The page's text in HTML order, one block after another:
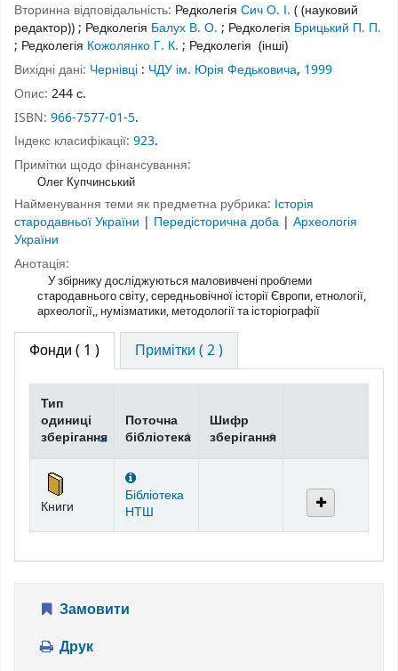
Вторинна відповідальність: Редколегія Сич О. І. ( (науковий
редактор)); Редколегія Балух В. О. ; Редколегія Брицький П. П.
; Редколегія Кожолянко Г. К. ; Редколегія (інші)
Вихідні дані: Чернівці : ЧДУ ім. Юрія Федьковича, 1999
Опис: 244 с.
ISBN: 966-7577-01-5.
Індекс класифікації: 923.
Примітки щодо фінансування:
Олег Купчинський
Найменування теми як предметна рубрика: Історія
стародавньої України | Передісторична доба | Археологія
України
Анотація:
У збірнику досліджуються маловивчені проблеми
стародавнього світу, середньовічної історії Європи, етнології,
археології,, нумізматики, методології та історіографії
Фонди ( 1 ) Примітки ( 2 )
Тип
одиниці
зберігання
Поточна
бібліотека
Шифр
зберігання
Книги
Бібліотека
НТШ
Замовити
Друк